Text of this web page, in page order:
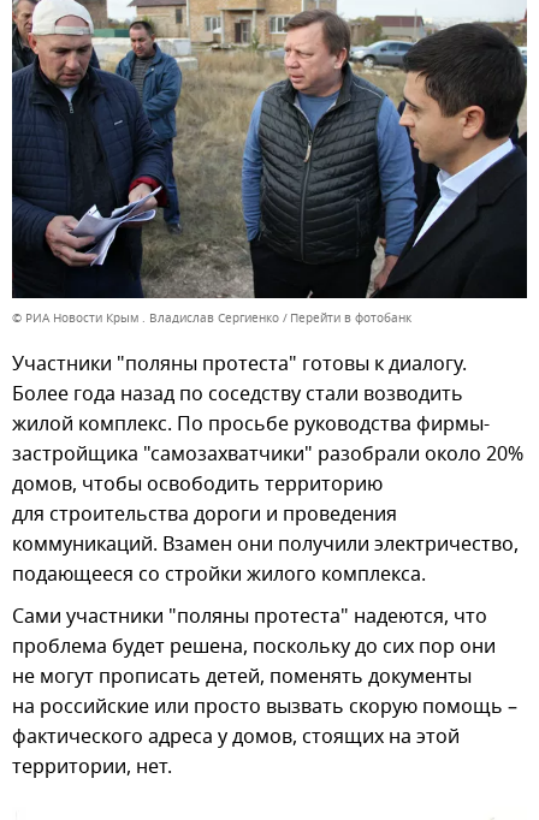
© РИА Новости Крым . Владислав Сергиенко Перейти в фотобанк
Участники "поляны протеста" готовы к диалогу.
Более года назад по соседству стали возводить
жилой комплекс. По просьбе руководства фирмы-
застройщика "самозахватчики" разобрали около 20%
домов, чтобы освободить территорию
для строительства дороги и проведения
коммуникаций. Взамен они получили электричество,
подающееся со стройки жилого комплекса.
Сами участники "поляны протеста" надеются, что
проблема будет решена, поскольку до сих пор они
не могут прописать детей, поменять документы
на российские или просто вызвать скорую помощь –
фактического адреса у домов, стоящих на этой
территории, нет.